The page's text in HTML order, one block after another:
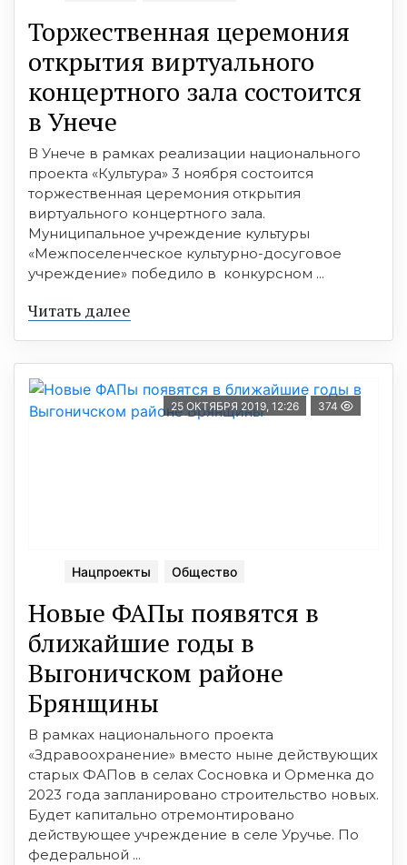
Торжественная церемония
открытия виртуального
концертного зала состоится
в Унече
В Унече в рамках реализации национального
проекта «Культура» 3 ноября состоится
торжественная церемония открытия
виртуального концертного зала.
Муниципальное учреждение культуры
«Межпоселенческое культурно-досуговое
учреждение» победило в конкурсном ...
Читать далее
25 ОКТЯБРЯ 2019, 12:26 374
Нацпроекты Общество
Новые ФАПы появятся в
ближайшие годы в
Выгоничском районе
Брянщины
В рамках национального проекта
«Здравоохранение» вместо ныне действующих
старых ФАПов в селах Сосновка и Орменка до
2023 года запланировано строительство новых.
Будет капитально отремонтировано
действующее учреждение в селе Уручье. По
федеральной ...